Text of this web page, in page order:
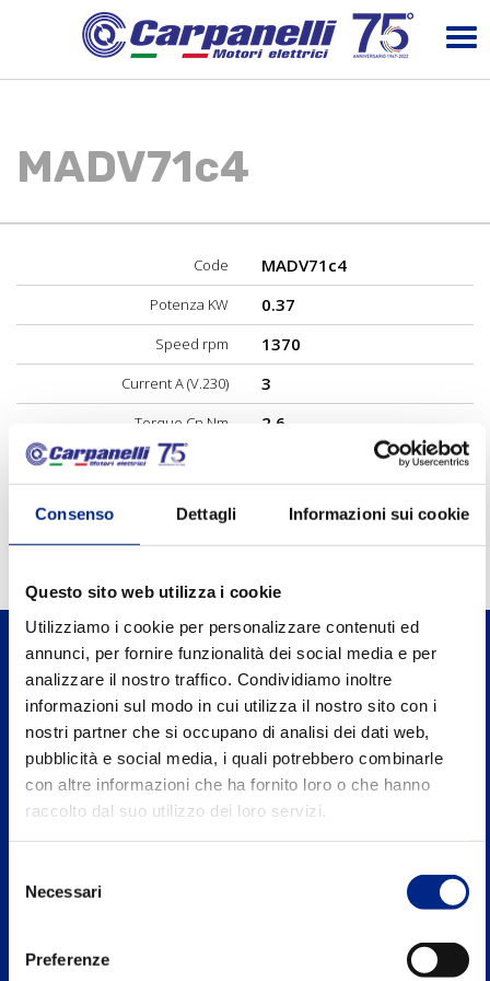
Consenso Dettagli Informazioni sui cookie
Questo sito web utilizza i cookie
Utilizziamo i cookie per personalizzare contenuti ed
annunci, per fornire funzionalità dei social media e per
analizzare il nostro traffico. Condividiamo inoltre
informazioni sul modo in cui utilizza il nostro sito con i
nostri partner che si occupano di analisi dei dati web,
pubblicità e social media, i quali potrebbero combinarle
con altre informazioni che ha fornito loro o che hanno
raccolto dal suo utilizzo dei loro servizi.
delNecessari
Preferenze
MADV71c4
Code MADV71c4
Potenza KW 0.37
Speed rpm 1370
Current A (V.230) 3
Torque Cn Nm 2.6
Performance %
0.94
Carpanelli Motori Elettrici S.p.A. a Socio
Unico
Via 2 Agosto 1980, n.5, 40016 S.Giorgio di Piano